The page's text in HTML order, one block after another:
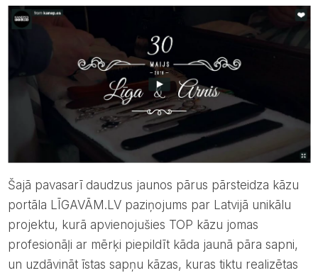
Šajā pavasarī daudzus jaunos pārus pārsteidza kāzu
portāla LĪGAVĀM.LV paziņojums par Latvijā unikālu
projektu, kurā apvienojušies TOP kāzu jomas
profesionāļi ar mērķi piepildīt kāda jaunā pāra sapni,
un uzdāvināt īstas sapņu kāzas, kuras tiktu realizētas